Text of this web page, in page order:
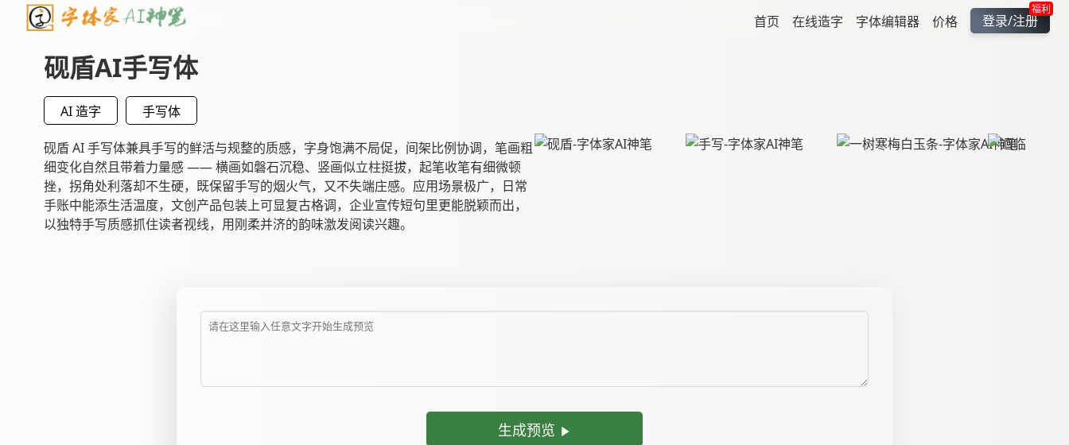
首页 在线造字 字体编辑器 价格
福利
登录/注册
砚盾AI手写体
AI 造字 手写体
砚盾 AI 手写体兼具手写的鲜活与规整的质感，字身饱满不局促，间架比例协调，笔画粗
细变化自然且带着力量感 —— 横画如磐石沉稳、竖画似立柱挺拔，起笔收笔有细微顿
挫，拐角处利落却不生硬，既保留手写的烟火气，又不失端庄感。应用场景极广，日常
手账中能添生活温度，文创产品包装上可显复古格调，企业宣传短句里更能脱颖而出，
以独特手写质感抓住读者视线，用刚柔并济的韵味激发阅读兴趣。
生成预览